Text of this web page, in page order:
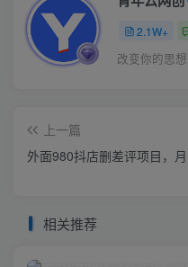
2.1W+
改变你的思
上一篇
外面980抖店删差评项目，月
相关推荐